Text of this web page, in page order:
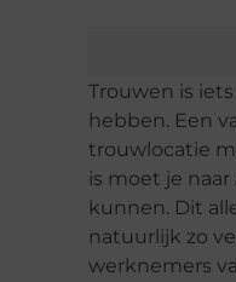
Trouwen is
hebben. Een
trouwlocatie
is moet je
kunnen. Dit
natuurlijk zo
werknemers